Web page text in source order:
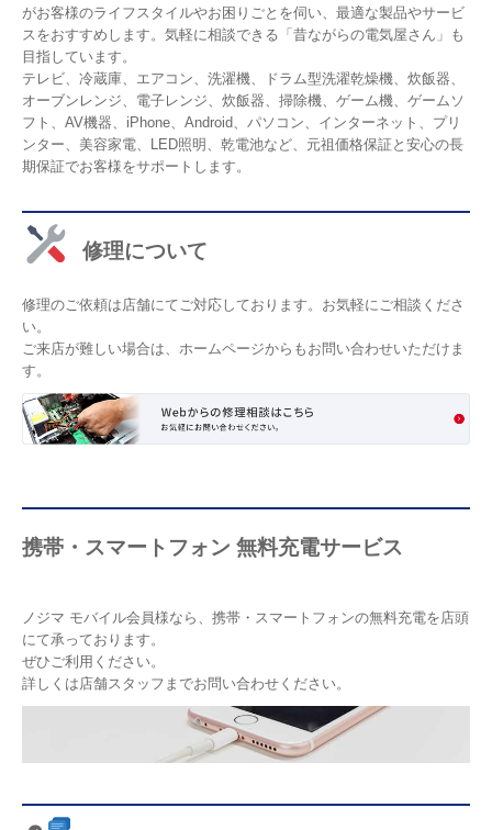
がお客様のライフスタイルやお困りごとを伺い、最適な製品やサービ
スをおすすめします。気軽に相談できる「昔ながらの電気屋さん」も
目指しています。
テレビ、冷蔵庫、エアコン、洗濯機、ドラム型洗濯乾燥機、炊飯器、
オーブンレンジ、電子レンジ、炊飯器、掃除機、ゲーム機、ゲームソ
フト、AV機器、iPhone、Android、パソコン、インターネット、プリ
ンター、美容家電、LED照明、乾電池など、元祖価格保証と安心の長
期保証でお客様をサポートします。
修理について
修理のご依頼は店舗にてご対応しております。お気軽にご相談くださ
い。
ご来店が難しい場合は、ホームページからもお問い合わせいただけま
す。
携帯・スマートフォン 無料充電サービス
ノジマ モバイル会員様なら、携帯・スマートフォンの無料充電を店頭
にて承っております。
ぜひご利用ください。
詳しくは店舗スタッフまでお問い合わせください。